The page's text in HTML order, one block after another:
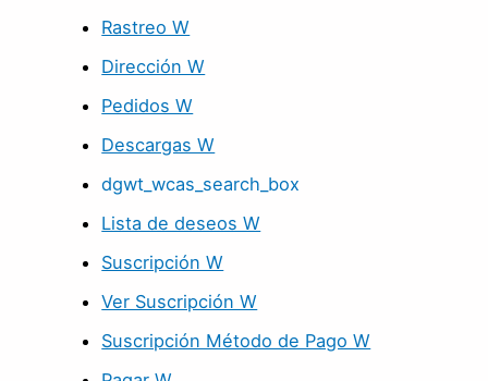
Rastreo W
Dirección W
Pedidos W
Descargas W
dgwt_wcas_search_box
Lista de deseos W
Suscripción W
Ver Suscripción W
Suscripción Método de Pago W